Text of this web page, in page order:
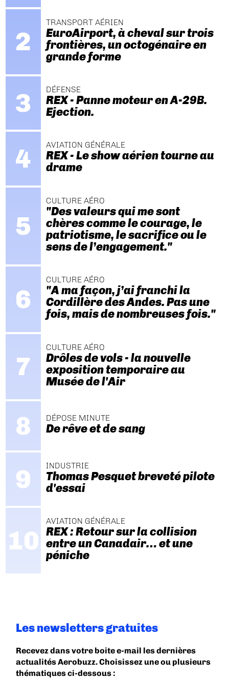
TRANSPORT AÉRIEN
EuroAirport, à cheval sur trois
frontières, un octogénaire en
grande forme
DÉFENSE
REX - Panne moteur en A-29B.
Ejection.
AVIATION GÉNÉRALE
REX - Le show aérien tourne au
drame
CULTURE AÉRO
"Des valeurs qui me sont
chères comme le courage, le
patriotisme, le sacrifice ou le
sens de l’engagement."
CULTURE AÉRO
"A ma façon, j’ai franchi la
Cordillère des Andes. Pas une
fois, mais de nombreuses fois."
CULTURE AÉRO
Drôles de vols - la nouvelle
exposition temporaire au
Musée de l'Air
DÉPOSE MINUTE
De rêve et de sang
INDUSTRIE
Thomas Pesquet breveté pilote
d'essai
AVIATION GÉNÉRALE
REX : Retour sur la collision
entre un Canadair… et une
péniche
Les newsletters gratuites
Recevez dans votre boite e-mail les dernières
actualités Aerobuzz. Choisissez une ou plusieurs
thématiques ci-dessous :